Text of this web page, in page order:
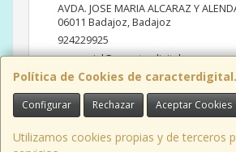
Política de Cookies de
Configurar Rechazar Aceptar Cookies
Utilizamos cookies propias y de terceros
AVDA. JOSE MARIA ALCARAZ Y
06011 Badajoz,Badajoz
924229925
comercial@caracterdigital.com
Horario
DE 10 A 14 HORAS DE MAÑANA, 17 A